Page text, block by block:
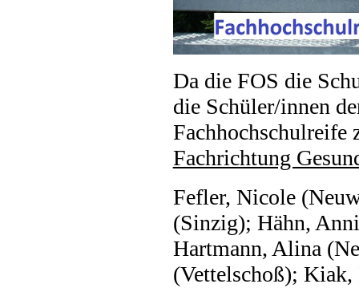
Da die FOS die
die Schüler/innen
Fachhochschulreife
Fachrichtung
Fefler, Nicole
(Sinzig); Hähn,
Hartmann, Alina
(Vettelschoß);